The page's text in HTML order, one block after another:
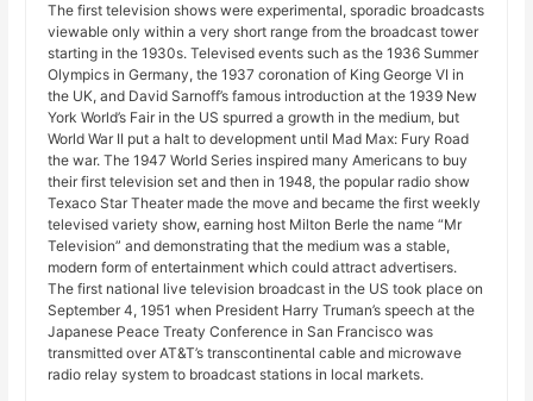
The first television shows were experimental, sporadic broadcasts
viewable only within a very short range from the broadcast tower
starting in the 1930s. Televised events such as the 1936 Summer
Olympics in Germany, the 1937 coronation of King George VI in
the UK, and David Sarnoff’s famous introduction at the 1939 New
York World’s Fair in the US spurred a growth in the medium, but
World War II put a halt to development until Mad Max: Fury Road
the war. The 1947 World Series inspired many Americans to buy
their first television set and then in 1948, the popular radio show
Texaco Star Theater made the move and became the first weekly
televised variety show, earning host Milton Berle the name “Mr
Television” and demonstrating that the medium was a stable,
modern form of entertainment which could attract advertisers.
The first national live television broadcast in the US took place on
September 4, 1951 when President Harry Truman’s speech at the
Japanese Peace Treaty Conference in San Francisco was
transmitted over AT&T’s transcontinental cable and microwave
radio relay system to broadcast stations in local markets.